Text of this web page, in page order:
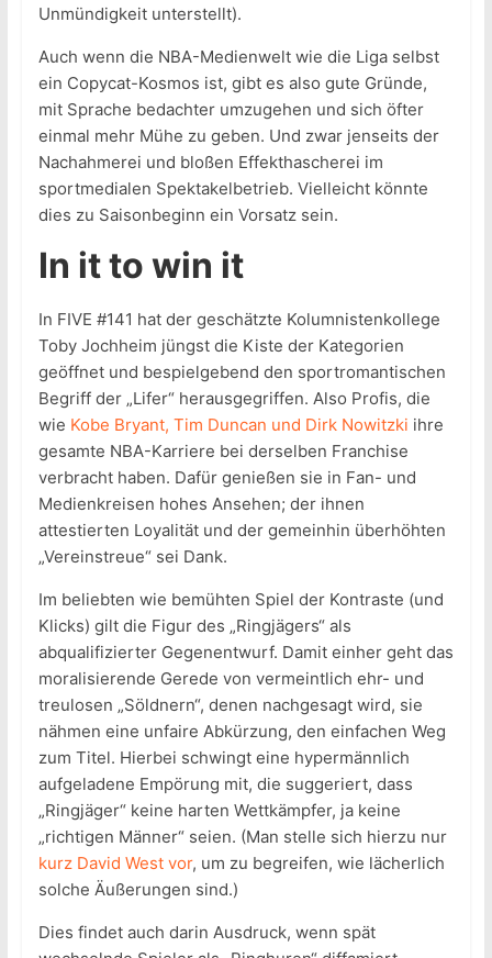
Unmündigkeit unterstellt).
Auch wenn die NBA-Medienwelt wie die Liga selbst
ein Copycat-Kosmos ist, gibt es also gute Gründe,
mit Sprache bedachter umzugehen und sich öfter
einmal mehr Mühe zu geben. Und zwar jenseits der
Nachahmerei und bloßen Effekthascherei im
sportmedialen Spektakelbetrieb. Vielleicht könnte
dies zu Saisonbeginn ein Vorsatz sein.
In it to win it
In FIVE #141 hat der geschätzte Kolumnistenkollege
Toby Jochheim jüngst die Kiste der Kategorien
geöffnet und bespielgebend den sportromantischen
Begriff der „Lifer“ herausgegriffen. Also Profis, die
wie Kobe Bryant, Tim Duncan und Dirk Nowitzki ihre
gesamte NBA-Karriere bei derselben Franchise
verbracht haben. Dafür genießen sie in Fan- und
Medienkreisen hohes Ansehen; der ihnen
attestierten Loyalität und der gemeinhin überhöhten
„Vereinstreue“ sei Dank.
Im beliebten wie bemühten Spiel der Kontraste (und
Klicks) gilt die Figur des „Ringjägers“ als
abqualifizierter Gegenentwurf. Damit einher geht das
moralisierende Gerede von vermeintlich ehr- und
treulosen „Söldnern“, denen nachgesagt wird, sie
nähmen eine unfaire Abkürzung, den einfachen Weg
zum Titel. Hierbei schwingt eine hypermännlich
aufgeladene Empörung mit, die suggeriert, dass
„Ringjäger“ keine harten Wettkämpfer, ja keine
„richtigen Männer“ seien. (Man stelle sich hierzu nur
kurz David West vor, um zu begreifen, wie lächerlich
solche Äußerungen sind.)
Dies findet auch darin Ausdruck, wenn spät